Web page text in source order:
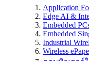
Application
Edge AI &
Embedded
Embedded
Industrial
Wireless